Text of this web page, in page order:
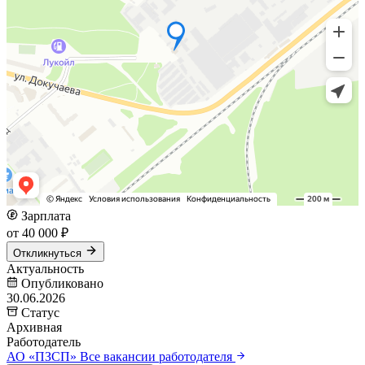
Зарплата
от 40 000 ₽
Откликнуться
Актуальность
Опубликовано
30.06.2026
Статус
Архивная
Работодатель
АО «ПЗСП» Все вакансии работодателя